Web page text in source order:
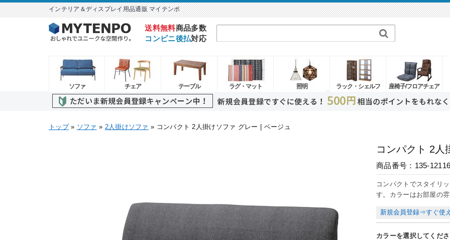
インテリア＆ディスプレイ用品通販 マイテンポ
送料無料商品多数
コンビニ後払対応
ソファ チェア テーブル ラグ・マット 照明 ラック・シェルフ 座椅子/フロアチェア
トップ» ソファ » 2人掛けソファ » コンパクト 2人掛けソファ グレー | ベージュ
コンパクト 2人
商品番号：135-
コンパクトでスタイリ
す。カラーはお部屋の
新規会員登録⇒すぐ使
カラーを選択してくだ